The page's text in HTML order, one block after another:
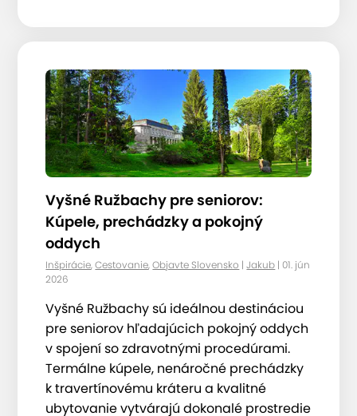
Vyšné Ružbachy pre seniorov:
Kúpele, prechádzky a pokojný
oddych
Inšpirácie,Cestovanie,Objavte Slovensko |Jakub | 01. jún
2026
Vyšné Ružbachy sú ideálnou destináciou
pre seniorov hľadajúcich pokojný oddych
v spojení so zdravotnými procedúrami.
Termálne kúpele, nenáročné prechádzky
k travertínovému kráteru a kvalitné
ubytovanie vytvárajú dokonalé prostredie